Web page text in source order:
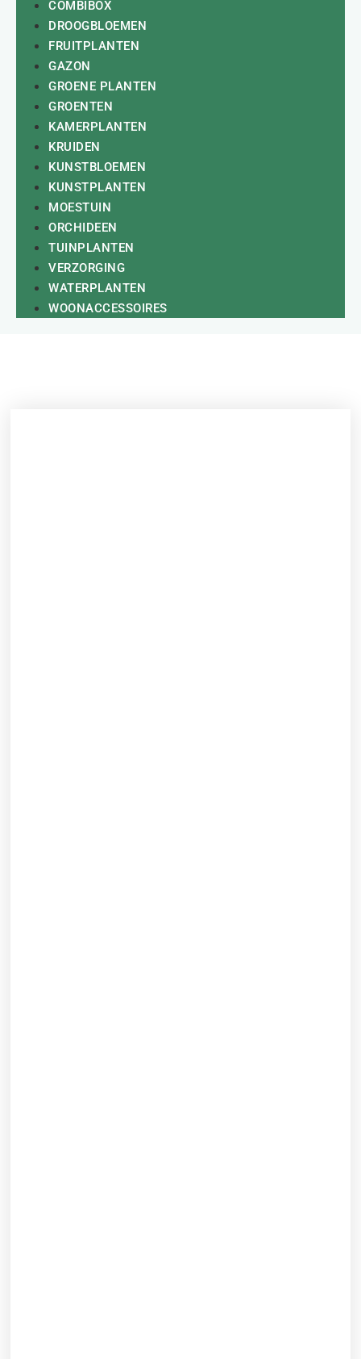
COMBIBOX
DROOGBLOEMEN
FRUITPLANTEN
GAZON
GROENE PLANTEN
GROENTEN
KAMERPLANTEN
KRUIDEN
KUNSTBLOEMEN
KUNSTPLANTEN
MOESTUIN
ORCHIDEEN
TUINPLANTEN
VERZORGING
WATERPLANTEN
WOONACCESSOIRES